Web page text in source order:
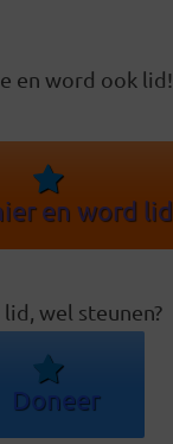
en word ook
en word lid
lid, wel steunen?
Doneer